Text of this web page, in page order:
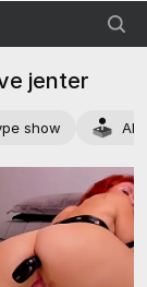
jenter
show